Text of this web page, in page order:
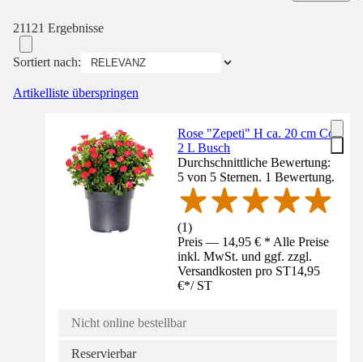
21121 Ergebnisse
Sortiert nach:
Artikelliste überspringen
Rose "Zepeti" H ca. 20 cm Co
2 L Busch
Durchschnittliche Bewertung:
5 von 5 Sternen. 1 Bewertung.
(1)
Preis — 14,95 € * Alle Preise
inkl. MwSt. und ggf. zzgl.
Versandkosten pro ST14,95
€*/ ST
Nicht online bestellbar
Reservierbar